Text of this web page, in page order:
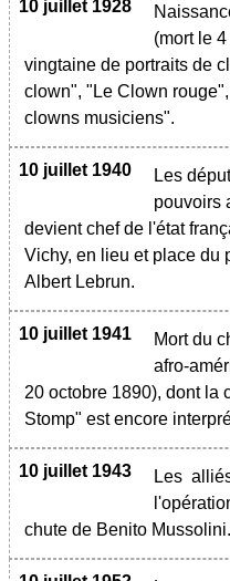
10 juillet 1928
(mort le
vingtaine de portraits de
clown", "Le Clown
clowns musiciens".
10 juillet 1940
Les
pouvoirs
devient chef de l'état
Vichy, en lieu et place du
Albert Lebrun.
10 juillet 1941 Mort du
afro-
20 octobre 1890), dont la
Stomp" est encore
10 juillet 1943
Les
chute de Benito Mussolini.